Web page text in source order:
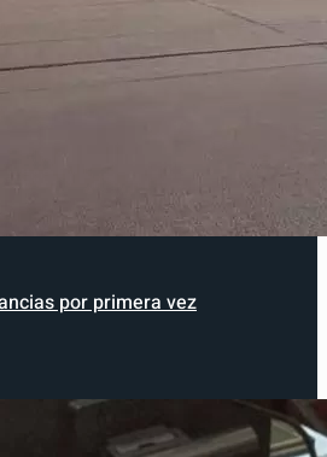
por primera vez